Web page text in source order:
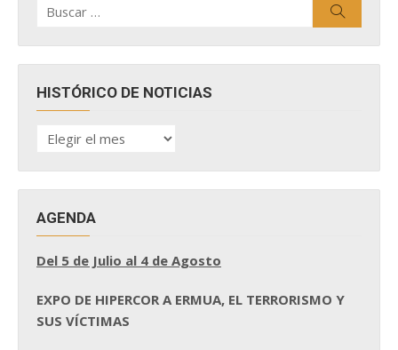
por:
HISTÓRICO DE NOTICIAS
HISTÓRICO
DE
AGENDA
Del 5 de Julio al 4 de Agosto
EXPO DE HIPERCOR A ERMUA, EL TERRORISMO Y
SUS VÍCTIMAS